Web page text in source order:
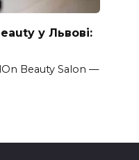
у Львові:
Beauty Salon —